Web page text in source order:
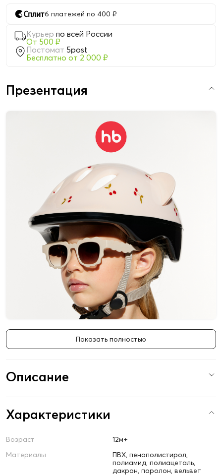
6 платежей по 400 ₽
Курьер по всей России
От 500 ₽
Постомат 5post
Бесплатно от 2 000 ₽
Презентация
Показать полностью
Описание
Характеристики
Возраст
12м+
Материалы
ПВХ, пенополистирол,
полиамид, полиацеталь,
дакрон, поролон, вельвет